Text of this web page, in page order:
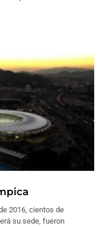
2016, cientos de
su sede, fueron